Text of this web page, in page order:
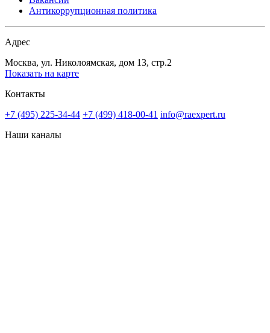
Антикоррупционная политика
Адрес
Москва, ул. Николоямская, дом 13, стр.2
Показать на карте
Контакты
+7 (495) 225-34-44 +7 (499) 418-00-41 info@raexpert.ru
Наши каналы